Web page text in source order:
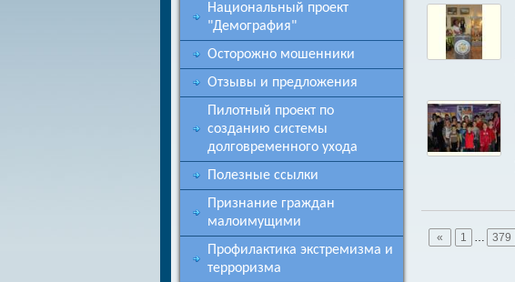
Национальный проект
"Демография"
Осторожно мошенники
Отзывы и предложения
Пилотный проект по
созданию системы
долговременного ухода
Полезные ссылки
Признание граждан
малоимущими
Профилактика экстремизма и
терроризма
« 1 … 379